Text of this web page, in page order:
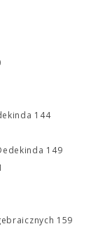
144
149
159